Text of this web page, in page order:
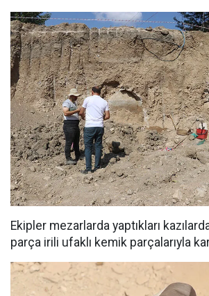
Ekipler mezarlarda yaptıkları
parça irili ufaklı kemik parçalarıyla